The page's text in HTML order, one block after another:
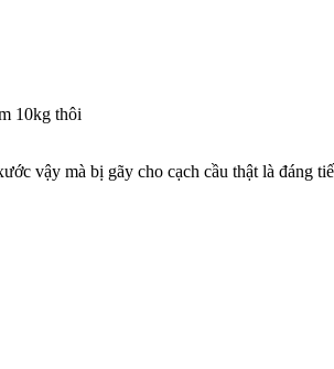
10kg thôi
vậy mà bị gãy cho cạch cầu thật là đáng